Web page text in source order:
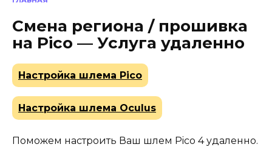
Смена региона / прошивка
на Pico — Услуга удаленно
Настройка шлема Pico
Настройка шлема Oculus
Поможем настроить Ваш шлем Pico 4 удаленно.